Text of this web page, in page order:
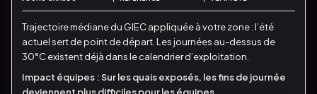
Trajectoire médiane du GIEC appliquée à votre zone : l’été
actuel sert de point de départ. Les journées au-dessus de
30°C existent déjà dans le calendrier d’exploitation.
Impact équipes :Sur les quais exposés, les fins de journée